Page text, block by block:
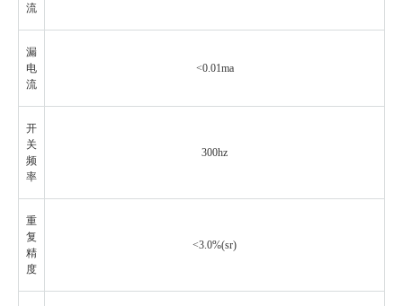
流
漏
电
流
<0.01ma
开
关
频
率
300hz
重
复
精
度
<3.0%(sr)